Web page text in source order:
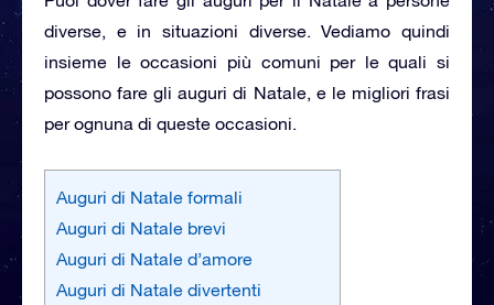
diverse, e in situazioni diverse. Vediamo quindi
insieme le occasioni più comuni per le quali si
possono fare gli auguri di Natale, e le migliori frasi
per ognuna di queste occasioni.
Auguri di Natale formali
Auguri di Natale brevi
Auguri di Natale d’amore
Auguri di Natale divertenti